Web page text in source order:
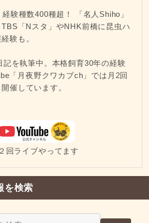
験種数400種超！ 「名人Shiho」
「Nスタ」やNHK前橋に昆虫ハ
験も。
記を執筆中。本格飼育30年の経験
「月夜野クワカブch」では月2回
催しています。
回ライブやってます
を検索